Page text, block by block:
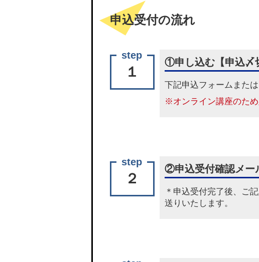
申込受付の流れ
１
①申し込む【申込〆
下記申込フォーム または
※オンライン講座のため
２
②申込受付確認メー
＊申込受付完了後、ご
送りいたします。